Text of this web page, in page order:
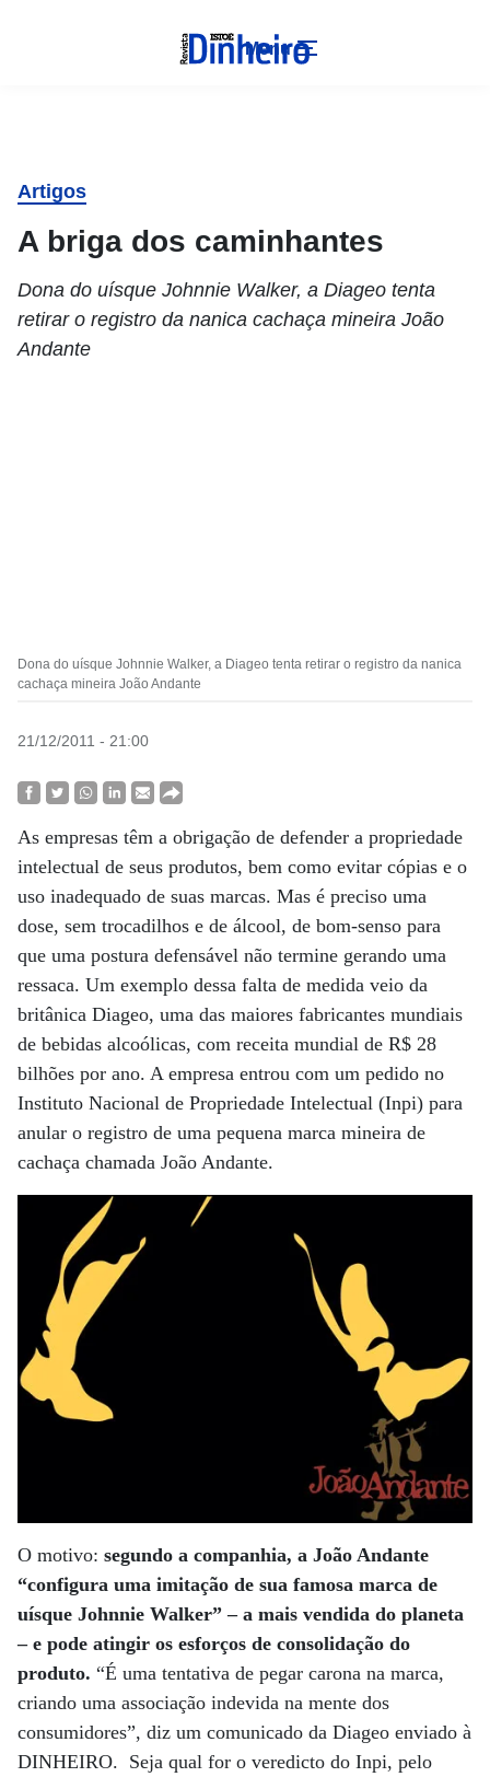
Menu
Artigos
A briga dos caminhantes
Dona do uísque Johnnie Walker, a Diageo tenta
retirar o registro da nanica cachaça mineira João
Andante
Dona do uísque Johnnie Walker, a Diageo tenta retirar o registro da nanica
cachaça mineira João Andante
21/12/2011 - 21:00
As empresas têm a obrigação de defender a propriedade
intelectual de seus produtos, bem como evitar cópias e o
uso inadequado de suas marcas. Mas é preciso uma
dose, sem trocadilhos e de álcool, de bom-senso para
que uma postura defensável não termine gerando uma
ressaca. Um exemplo dessa falta de medida veio da
britânica Diageo, uma das maiores fabricantes mundiais
de bebidas alcoólicas, com receita mundial de R$ 28
bilhões por ano. A empresa entrou com um pedido no
Instituto Nacional de Propriedade Intelectual (Inpi) para
anular o registro de uma pequena marca mineira de
cachaça chamada João Andante.
O motivo: segundo a companhia, a João Andante
“configura uma imitação de sua famosa marca de
uísque Johnnie Walker” – a mais vendida do planeta
– e pode atingir os esforços de consolidação do
produto. “É uma tentativa de pegar carona na marca,
criando uma associação indevida na mente dos
consumidores”, diz um comunicado da Diageo enviado à
DINHEIRO. Seja qual for o veredicto do Inpi, pelo